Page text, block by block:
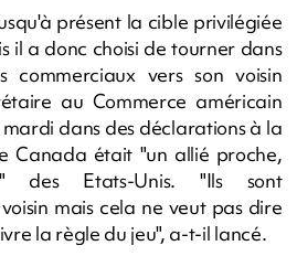
présent la cible privilégiée
il a donc choisi de tourner dans
commerciaux vers son voisin
au Commerce américain
dans des déclarations à la
Canada était "un allié proche,
des Etats-Unis. "Ils sont
mais cela ne veut pas dire
la règle du jeu", a-t-il lancé.